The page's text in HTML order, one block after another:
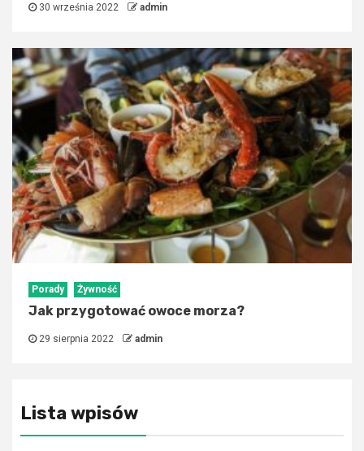
30 września 2022 admin
Porady Żywność
Jak przygotować owoce morza?
29 sierpnia 2022 admin
Lista wpisów